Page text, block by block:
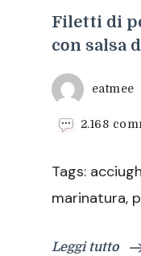
Filetti di
con salsa
eatmee
2.168
Tags:
marinatura,
Leggi tutto